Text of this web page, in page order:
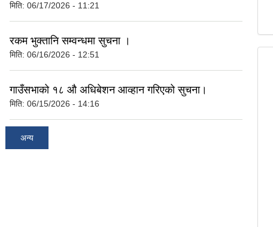
मिति: 06/17/2026 - 11:21
रकम भुक्तानि सम्वन्धमा सुचना ।
मिति: 06/16/2026 - 12:51
गाउँसभाको १८ औ अधिबेशन आव्हान गरिएको सुचना।
मिति: 06/15/2026 - 14:16
अन्य